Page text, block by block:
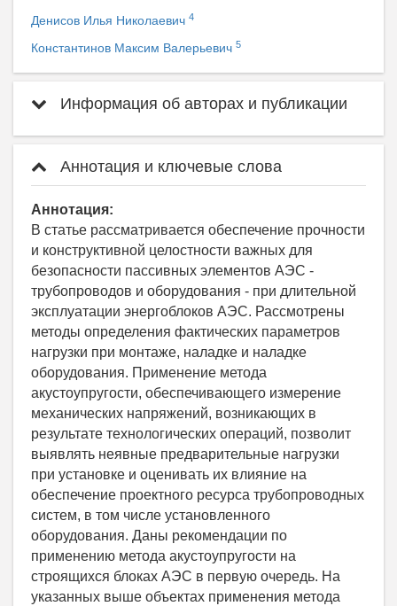
Денисов Илья Николаевич 4
Константинов Максим Валерьевич 5
Информация об авторах и публикации
Аннотация и ключевые слова
Аннотация:
В статье рассматривается обеспечение прочности
и конструктивной целостности важных для
безопасности пассивных элементов АЭС -
трубопроводов и оборудования - при длительной
эксплуатации энергоблоков АЭС. Рассмотрены
методы определения фактических параметров
нагрузки при монтаже, наладке и наладке
оборудования. Применение метода
акустоупругости, обеспечивающего измерение
механических напряжений, возникающих в
результате технологических операций, позволит
выявлять неявные предварительные нагрузки
при установке и оценивать их влияние на
обеспечение проектного ресурса трубопроводных
систем, в том числе установленного
оборудования. Даны рекомендации по
применению метода акустоупругости на
строящихся блоках АЭС в первую очередь. На
указанных выше объектах применения метода